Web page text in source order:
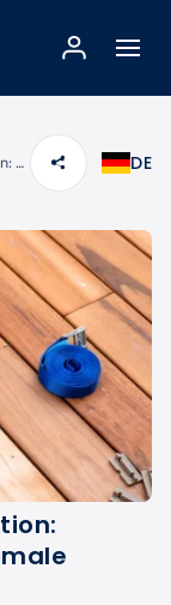
Holzterrasse Unterkonstruktion: Richtige Abstände für maximale Haltbarkeit DE